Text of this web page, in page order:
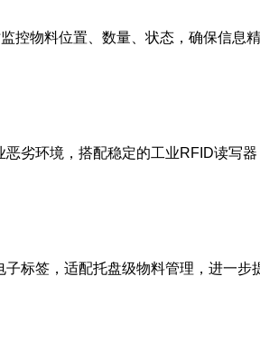
控物料位置、数量、状态，确保信息
劣环境，搭配稳定的工业RFID读写器
标签，适配托盘级物料管理，进一步